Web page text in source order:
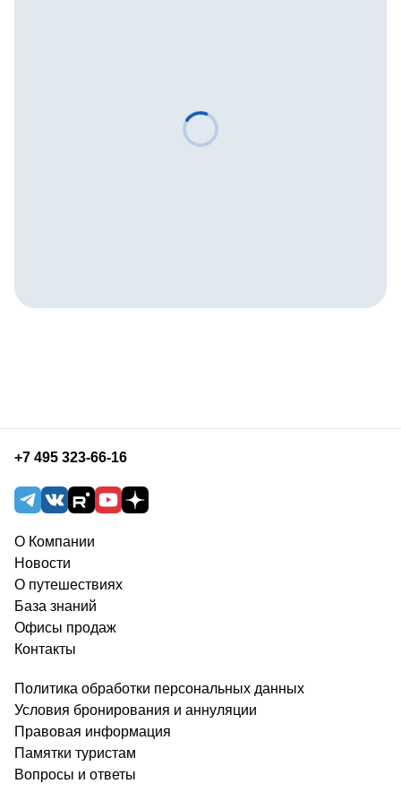
+7 495 323-66-16
О Компании
Новости
О путешествиях
База знаний
Офисы продаж
Контакты
Политика обработки персональных данных
Условия бронирования и аннуляции
Правовая информация
Памятки туристам
Вопросы и ответы